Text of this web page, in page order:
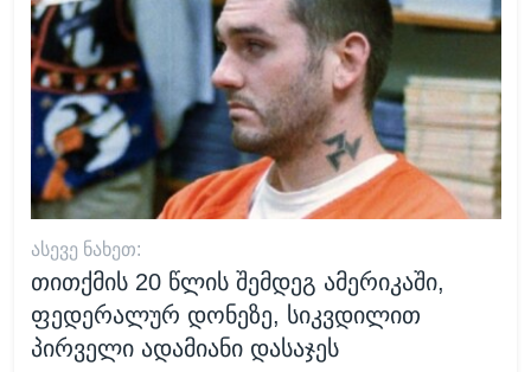
ᲐᲡᲔᲕᲔ ᲜᲐᲮᲔᲗ:
თითქმის 20 წლის შემდეგ ამერიკაში,
ფედერალურ დონეზე, სიკვდილით
პირველი ადამიანი დასაჯეს